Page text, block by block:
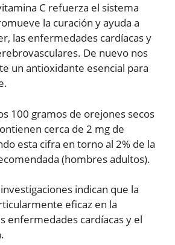
C refuerza el sistema
la curación y ayuda a
las enfermedades cardíacas y
De nuevo nos
un antioxidante esencial para
100 gramos de orejones secos
cerca de 2 mg de
esta cifra en torno al 2% de la
(hombres adultos).
indican que la
eficaz en la
enfermedades cardíacas y el